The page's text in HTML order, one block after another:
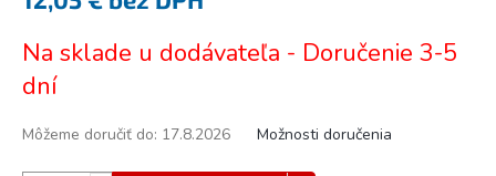
cena:
Na sklade u dodávateľa - Doručenie 3-5
dní
Môžeme doručiť do: 17.8.2026 Možnosti doručenia